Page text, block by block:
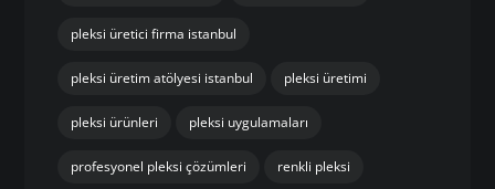
pleksi üretici firma istanbul
pleksi üretim atölyesi istanbul pleksi üretimi
pleksi ürünleri pleksi uygulamaları
profesyonel pleksi çözümleri renkli pleksi